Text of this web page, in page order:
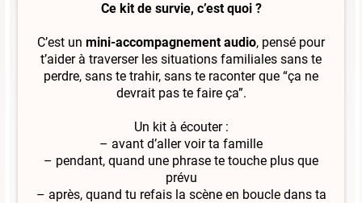
Ce kit de survie, c’est quoi ?
C’est un mini-accompagnement audio, pensé pour
t’aider à traverser les situations familiales sans te
perdre, sans te trahir, sans te raconter que “ça ne
devrait pas te faire ça”.
Un kit à écouter :
– avant d’aller voir ta famille
– pendant, quand une phrase te touche plus que
prévu
– après, quand tu refais la scène en boucle dans ta